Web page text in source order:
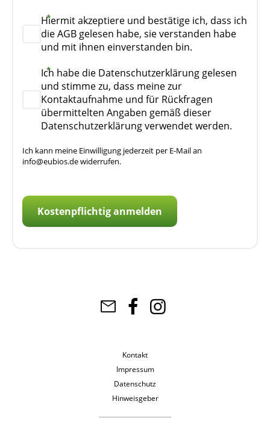
Hiermit akzeptiere und bestätige ich, dass ich
die AGB gelesen habe, sie verstanden habe
und mit ihnen einverstanden bin.
Ich habe die Datenschutzerklärung gelesen
und stimme zu, dass meine zur
Kontaktaufnahme und für Rückfragen
übermittelten Angaben gemäß dieser
Datenschutzerklärung verwendet werden.
Ich kann meine Einwilligung jederzeit per E-Mail an
info@eubios.de widerrufen.
Kostenpflichtig anmelden
Kontakt
Impressum
Datenschutz
Hinweisgeber